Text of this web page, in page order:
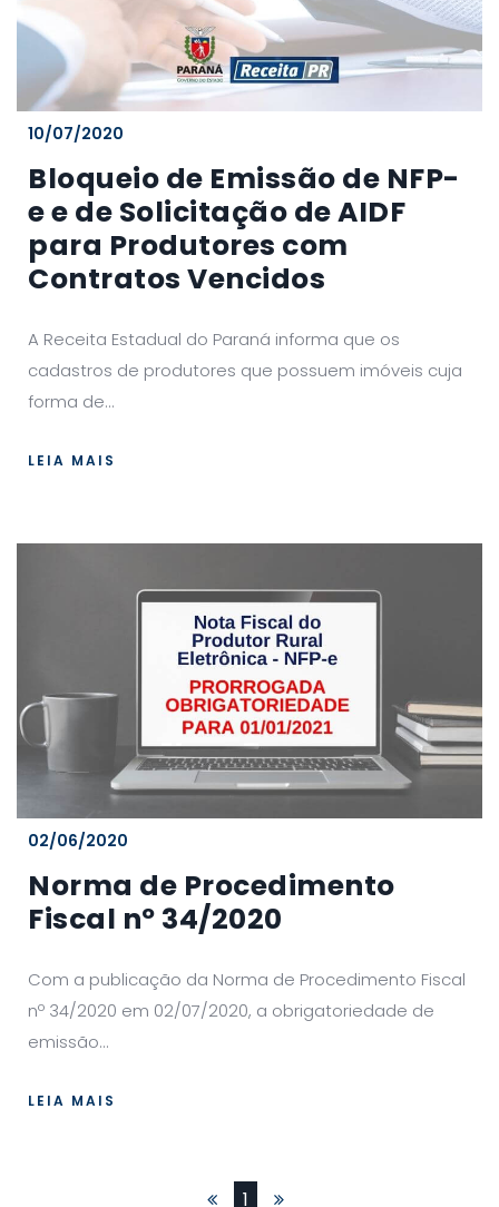
10/07/2020
Bloqueio de Emissão de NFP-
e e de Solicitação de AIDF
para Produtores com
Contratos Vencidos
A Receita Estadual do Paraná informa que os
cadastros de produtores que possuem imóveis cuja
forma de...
LEIA MAIS
02/06/2020
Norma de Procedimento
Fiscal nº 34/2020
Com a publicação da Norma de Procedimento Fiscal
nº 34/2020 em 02/07/2020, a obrigatoriedade de
emissão...
LEIA MAIS
Primeiro
1 Último